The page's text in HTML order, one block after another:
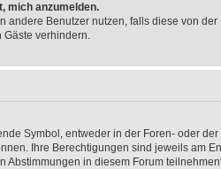
mich anzumelden.
andere Benutzer nutzen, falls diese von
Gäste verhindern.
Symbol, entweder in der Foren- oder
Ihre Berechtigungen sind jeweils am
Abstimmungen in diesem Forum